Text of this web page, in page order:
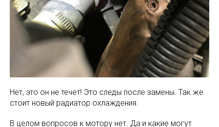
Нет, это он не течет! Это следы после замены. Так же
стоит новый радиатор охлаждения.
В целом вопросов к мотору нет. Да и какие могут